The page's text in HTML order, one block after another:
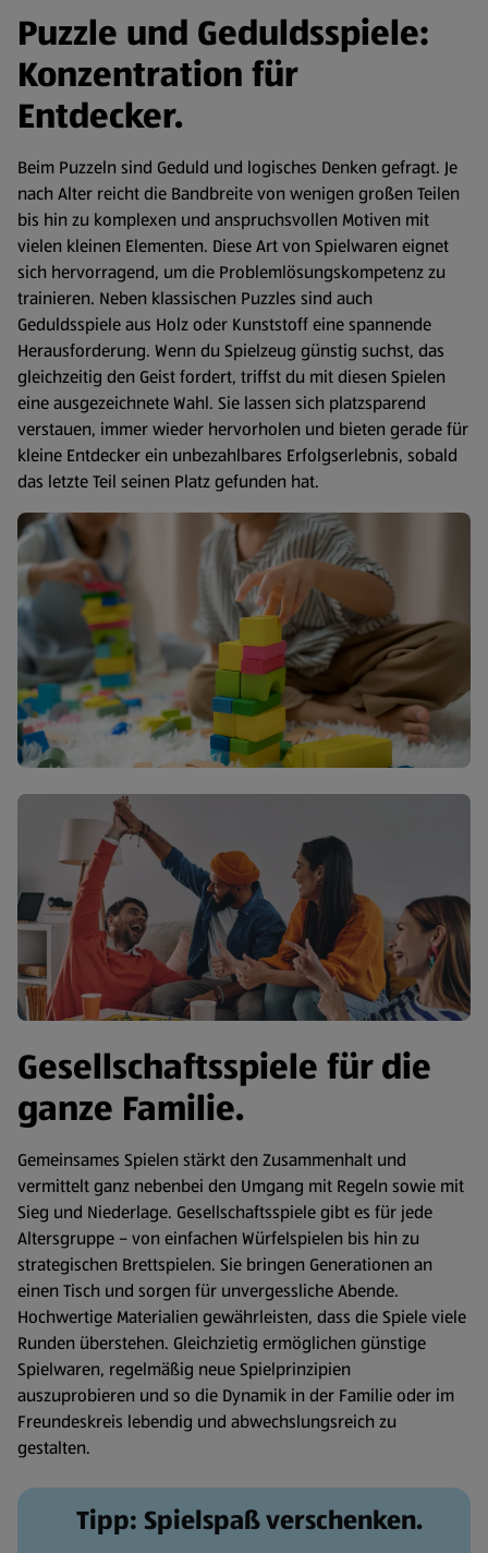
Puzzle und Geduldsspiele:
Konzentration für
Entdecker.
Beim Puzzeln sind Geduld und logisches Denken gefragt. Je
nach Alter reicht die Bandbreite von wenigen großen Teilen
bis hin zu komplexen und anspruchsvollen Motiven mit
vielen kleinen Elementen. Diese Art von Spielwaren eignet
sich hervorragend, um die Problemlösungskompetenz zu
trainieren. Neben klassischen Puzzles sind auch
Geduldsspiele aus Holz oder Kunststoff eine spannende
Herausforderung. Wenn du Spielzeug günstig suchst, das
gleichzeitig den Geist fordert, triffst du mit diesen Spielen
eine ausgezeichnete Wahl. Sie lassen sich platzsparend
verstauen, immer wieder hervorholen und bieten gerade für
kleine Entdecker ein unbezahlbares Erfolgserlebnis, sobald
das letzte Teil seinen Platz gefunden hat.
Gesellschaftsspiele für die
ganze Familie.
Gemeinsames Spielen stärkt den Zusammenhalt und
vermittelt ganz nebenbei den Umgang mit Regeln sowie mit
Sieg und Niederlage. Gesellschaftsspiele gibt es für jede
Altersgruppe – von einfachen Würfelspielen bis hin zu
strategischen Brettspielen. Sie bringen Generationen an
einen Tisch und sorgen für unvergessliche Abende.
Hochwertige Materialien gewährleisten, dass die Spiele viele
Runden überstehen. Gleichzietig ermöglichen günstige
Spielwaren, regelmäßig neue Spielprinzipien
auszuprobieren und so die Dynamik in der Familie oder im
Freundeskreis lebendig und abwechslungsreich zu
gestalten.
Tipp: Spielspaß verschenken.